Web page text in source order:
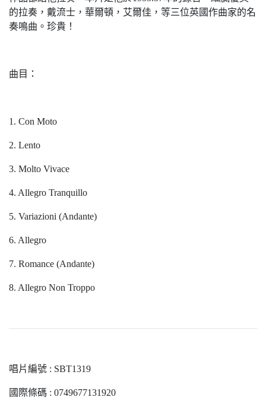
的拉奏，戴流士，華爾頓，艾爾佳，等三位英國作曲家的名
奏鳴曲。珍貴！
曲目：
1. Con Moto
2. Lento
3. Molto Vivace
4. Allegro Tranquillo
5. Variazioni (Andante)
6. Allegro
7. Romance (Andante)
8. Allegro Non Troppo
唱片編號 : SBT1319
國際條碼 : 0749677131920